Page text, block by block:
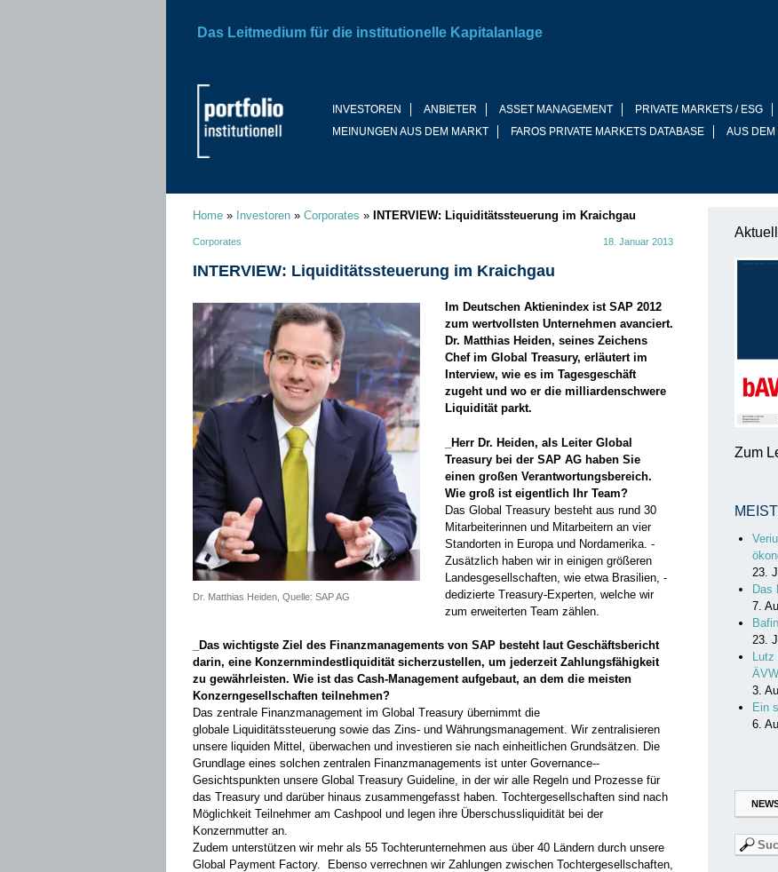
INVESTOREN ANBIETER ASSET MANAGEMENT PRIVATE MARKETS / ESG
MEINUNGEN AUS DEM MARKT
FAROS PRIVATE MARKETS DATABASE AUS DEM
Das Leitmedium für die institutionelle Kapitalanlage
Home » Investoren » Corporates » INTERVIEW: Liquiditätssteuerung im Kraichgau
Corporates 18. Januar 2013
INTERVIEW: Liquiditätssteuerung im Kraichgau
Dr. Matthias Heiden, Quelle: SAP AG
Im Deutschen Aktienindex ist SAP 2012
zum wertvollsten Unternehmen avanciert.
Dr. Matthias Heiden, seines Zeichens
Chef im Global Treasury, erläutert im
Interview, wie es im Tagesgeschäft
zugeht und wo er die milliardenschwere
Liquidität parkt.
_Herr Dr. Heiden, als Leiter Global
Treasury bei der SAP AG haben Sie
einen großen Verantwortungsbereich.
Wie groß ist eigentlich Ihr Team?
Das Global Treasury besteht aus rund 30
Mitarbeiterinnen und Mitarbeitern an vier
Standorten in Europa und Nordamerika. ­
Zusätzlich haben wir in einigen größeren
Landesgesellschaften, wie etwa Brasilien, ­
dedizierte Treasury-Experten, welche wir
zum erweiterten Team zählen.
_Das wichtigste Ziel des Finanzmanagements von SAP besteht laut Geschäftsbericht
darin, eine Konzernmindestliquidität sicherzustellen, um jederzeit Zahlungsfähigkeit
zu gewähr­leisten. Wie ist das Cash-Management aufgebaut, an dem die meisten
Konzerngesellschaften teilnehmen?
Das zentrale Finanzmanagement im ­Global Treasury übernimmt die
globale Liquiditätssteuerung sowie das Zins- und Währungsmanagement. Wir zentralisieren
unsere liquiden Mittel, überwachen und ­investieren sie nach einheitlichen Grund­sätzen. Die
Grundlage eines solchen zentralen­ Finanzmanagements ist unter Governance-­
Gesichtspunkten unsere Global ­Treasury Guide­line, in der wir alle Regeln und Prozesse­ für
das Treasury und darüber ­hinaus zusammengefasst haben. Tochtergesell­schaften sind nach
Möglichkeit Teilnehmer am Cashpool und legen ihre Überschuss­liquidität bei der
Konzernmutter an.
Zudem unterstützen wir mehr als 55 ­Tochterunternehmen aus über 40 Ländern durch unsere
Global Payment Factory. ­Ebenso verrechnen wir Zahlungen zwischen Tochtergesellschaften,
Zum
23.
Das
7.
23.
3.
Ein
6.
Suchen
nach: